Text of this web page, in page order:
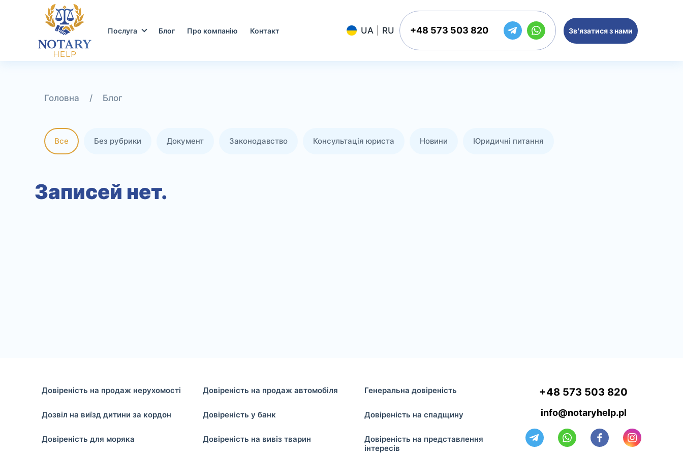
Послуга Блог Про компанію Контакт +48 573 503 820 Зв’язатися з нами
/ Блог
Все Без рубрики Документ Законодавство Консультація юриста Новини Юридичні питання
Записей нет.
Довіреність на продаж нерухомості Довіреність на продаж автомобіля Генеральна довіреність
Дозвіл на виїзд дитини за кордон Довіреність у банк Довіреність на спадщину
Довіреність для моряка Довіреність на вивіз тварин
Довіреність на представлення
інтересів
+48 573 503 820
info@notaryhelp.pl